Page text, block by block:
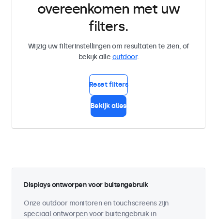
overeenkomen met uw
filters.
Wijzig uw filterinstellingen om resultaten te zien, of
bekijk alle outdoor.
Reset filters
Bekijk alles
Displays ontworpen voor buitengebruik
Onze outdoor monitoren en touchscreens zijn
speciaal ontworpen voor buitengebruik in